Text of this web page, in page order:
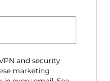
and security
marketing